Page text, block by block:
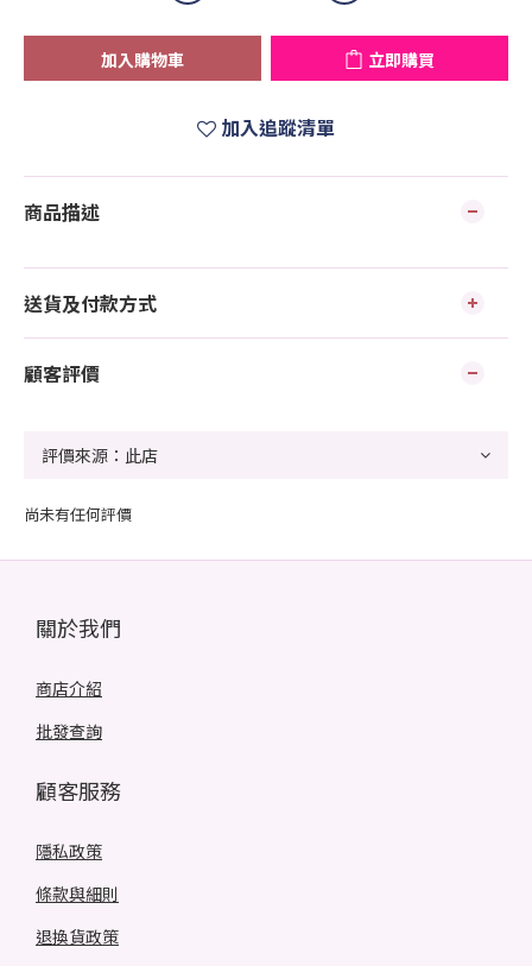
加入購物車 立即購買
加入追蹤清單
商品描述
送貨及付款方式
顧客評價
尚未有任何評價
關於我們
商店介紹
批發查詢
顧客服務
隱私政策
條款與細則
退換貨政策